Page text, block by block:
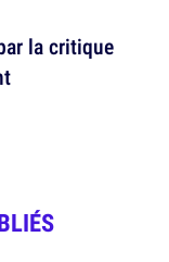
la critique